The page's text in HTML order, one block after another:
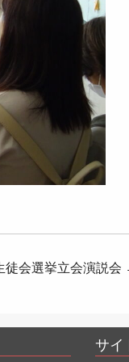
徒会選挙立会演説会
サイ